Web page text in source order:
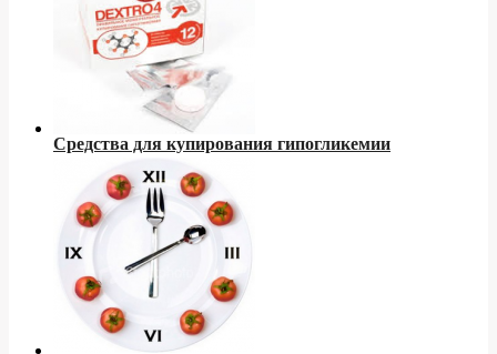
Средства для купирования гипогликемии